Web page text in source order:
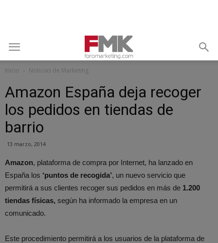
Inicio Noticias de Marketing
Amazon España deja recoger
los pedidos en tiendas de
barrio
13 marzo, 2014
Amazon, plataforma de compra por Internet, ha lanzado en
España los ‘puntos de recogida’, un nuevo servicio que
permitirá a sus clientes recoger sus pedidos en más de 1.200
tiendas físicas, según ha informado la empresa en un
comunicado.
Este procedimiento permitirá a los usuarios de la plataforma de